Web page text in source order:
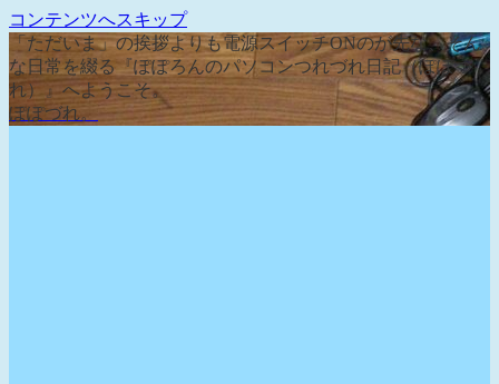
コンテンツへスキップ
「ただいま」の挨拶よりも電源スイッチONのが先な、そん
な日常を綴る『ぽぽろんのパソコンつれづれ日記（ぽぽづ
れ）』へようこそ。
ぽぽづれ。